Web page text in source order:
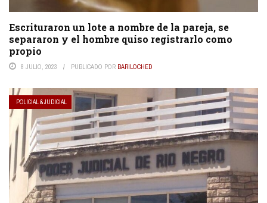
Escrituraron un lote a nombre de la pareja, se
separaron y el hombre quiso registrarlo como
propio
8 JULIO, 2023 PUBLICADO POR BARILOCHED
POLICIAL & JUDICIAL